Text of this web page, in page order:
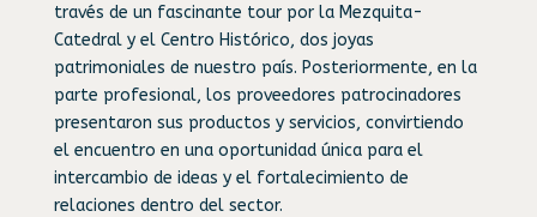
través de un fascinante tour por la Mezquita-
Catedral y el Centro Histórico, dos joyas
patrimoniales de nuestro país. Posteriormente, en la
parte profesional, los proveedores patrocinadores
presentaron sus productos y servicios, convirtiendo
el encuentro en una oportunidad única para el
intercambio de ideas y el fortalecimiento de
relaciones dentro del sector.